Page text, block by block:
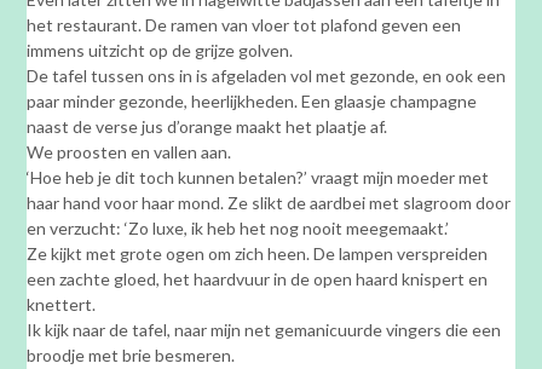
het restaurant. De ramen van vloer tot plafond geven een
immens uitzicht op de grijze golven.
De tafel tussen ons in is afgeladen vol met gezonde, en ook een
paar minder gezonde, heerlijkheden. Een glaasje champagne
naast de verse jus d’orange maakt het plaatje af.
We proosten en vallen aan.
‘Hoe heb je dit toch kunnen betalen?’ vraagt mijn moeder met
haar hand voor haar mond. Ze slikt de aardbei met slagroom door
en verzucht: ‘Zo luxe, ik heb het nog nooit meegemaakt.’
Ze kijkt met grote ogen om zich heen. De lampen verspreiden
een zachte gloed, het haardvuur in de open haard knispert en
knettert.
Ik kijk naar de tafel, naar mijn net gemanicuurde vingers die een
broodje met brie besmeren.